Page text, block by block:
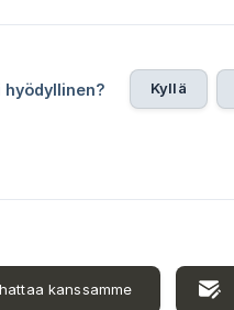
Kyllä
kanssamme